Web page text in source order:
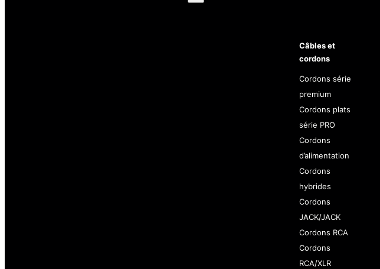
Câbles et
cordons
Cordons série
premium
Cordons plats
série PRO
Cordons
d’alimentation
Cordons
hybrides
Cordons
JACK/JACK
Cordons RCA
Cordons
RCA/XLR